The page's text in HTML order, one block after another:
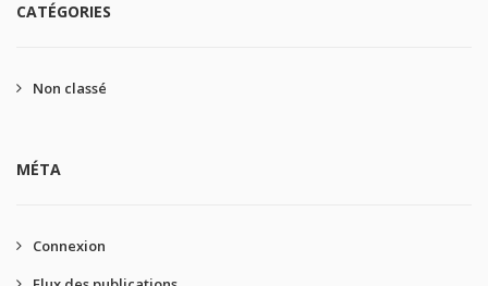
CATÉGORIES
Non classé
MÉTA
Connexion